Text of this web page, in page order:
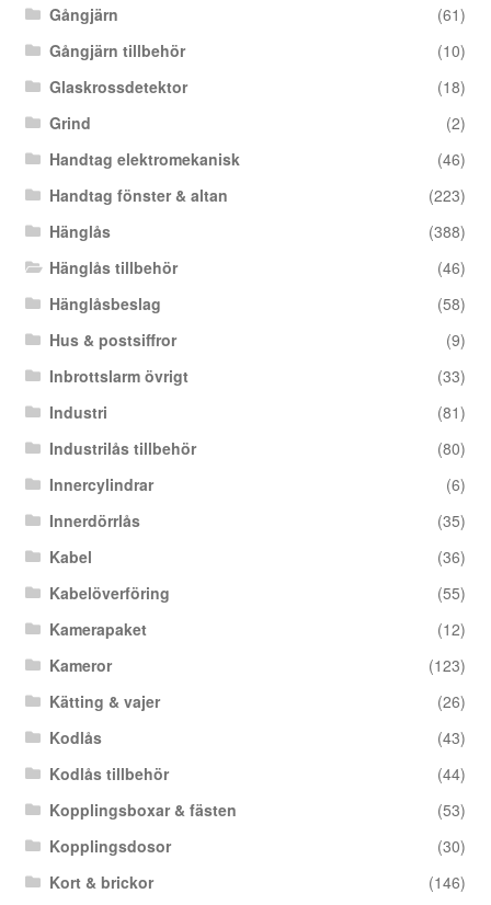
Gångjärn
(61)
Gångjärn tillbehör
(10)
Glaskrossdetektor
(18)
Grind
(2)
Handtag elektromekanisk
(46)
Handtag fönster & altan
(223)
Hänglås
(388)
Hänglås tillbehör
(46)
Hänglåsbeslag
(58)
Hus & postsiffror
(9)
Inbrottslarm övrigt
(33)
Industri
(81)
Industrilås tillbehör
(80)
Innercylindrar
(6)
Innerdörrlås
(35)
Kabel
(36)
Kabelöverföring
(55)
Kamerapaket
(12)
Kameror
(123)
Kätting & vajer
(26)
Kodlås
(43)
Kodlås tillbehör
(44)
Kopplingsboxar & fästen
(53)
Kopplingsdosor
(30)
Kort & brickor
(146)